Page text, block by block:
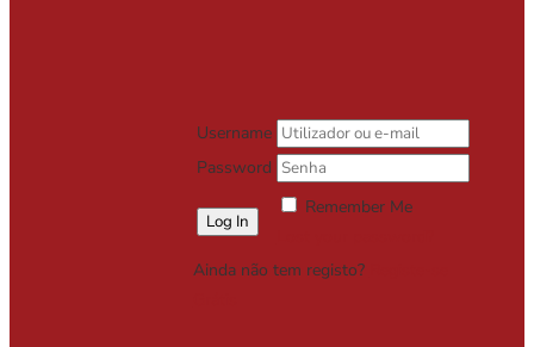
Username
Password
Remember Me
Ainda não tem registo?